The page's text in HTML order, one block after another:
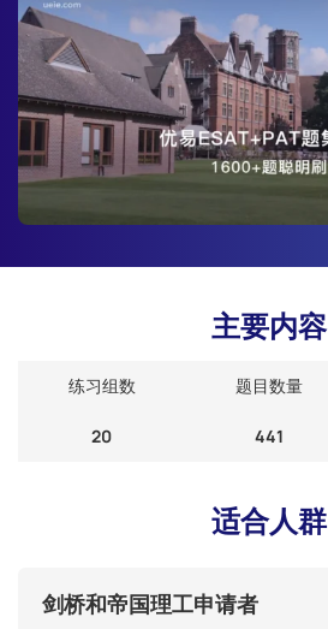
主要内容
练习组数 题目数量
20 441
适合人群
剑桥和帝国理工申请者